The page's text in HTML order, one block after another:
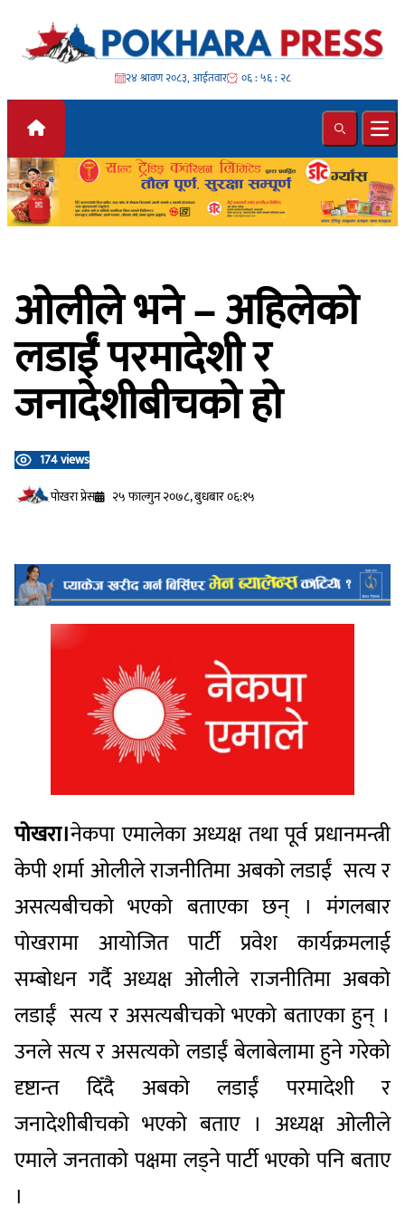
Skip to content
२४ श्रावण २०८३, आईतवार ०६ : ५६ : ३०
Search
ओलीले भने – अहिलेको
लडाईं परमादेशी र
जनादेशीबीचको हो
174 views
प‍ोखरा प्रेस
२५ फाल्गुन २०७८, बुधबार ०६:१५
पोखरा।नेकपा एमालेका अध्यक्ष तथा पूर्व प्रधानमन्त्री
केपी शर्मा ओलीले राजनीतिमा अबको लडाईं सत्य र
असत्यबीचको भएको बताएका छन् । मंगलबार
पोखरामा आयोजित पार्टी प्रवेश कार्यक्रमलाई
सम्बोधन गर्दै अध्यक्ष ओलीले राजनीतिमा अबको
लडाईं सत्य र असत्यबीचको भएको बताएका हुन् ।
उनले सत्य र असत्यको लडाईं बेलाबेलामा हुने गरेको
दृष्टान्त दिँदै अबको लडाईं परमादेशी र
जनादेशीबीचको भएको बताए । अध्यक्ष ओलीले
एमाले जनताको पक्षमा लड्ने पार्टी भएको पनि बताए
।